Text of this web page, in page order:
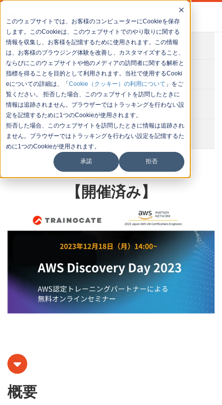
このウェブサイトでは、お客様のコンピューターにCookieを保存
します。このCookieは、このウェブサイトでのやり取りに関する
情報を収集し、お客様を記憶するために使用されます。この情報
は、お客様のブラウジング体験を改善し、カスタマイズすること、
ならびにこのウェブサイトや他のメディアの訪問者に関する解析と
指標を得ることを目的として利用されます。当社で使用するCooki
eについての詳細は、「 Cookie（クッキー）の利用について 」をご
覧ください。 拒否した場合、このウェブサイトを訪問したときに
情報は追跡されません。ブラウザーではトラッキングを行わない設
定を記憶するために1つのCookieが使用されます。
拒否した場合、このウェブサイトを訪問したときに情報は追跡され
ません。ブラウザーではトラッキングを行わない設定を記憶するた
めに1つのCookieが使用されます。
承諾 拒否
会社概要
お問い合わせ
セミナー一覧
イベント一覧
【開催済み】
概要